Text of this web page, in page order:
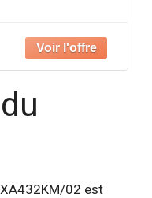
XA432KM/02 est